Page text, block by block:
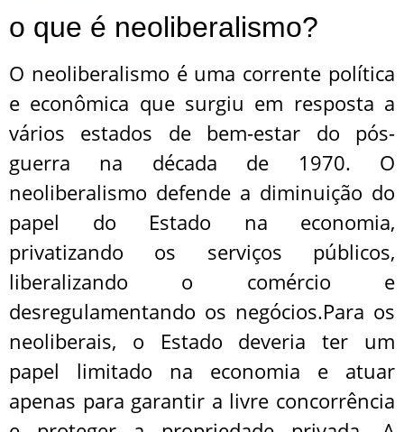
o que é neoliberalismo?
O neoliberalismo é uma corrente política
e econômica que surgiu em resposta a
vários estados de bem-estar do pós-
guerra na década de 1970. O
neoliberalismo defende a diminuição do
papel do Estado na economia,
privatizando os serviços públicos,
liberalizando o comércio e
desregulamentando os negócios.Para os
neoliberais, o Estado deveria ter um
papel limitado na economia e atuar
apenas para garantir a livre concorrência